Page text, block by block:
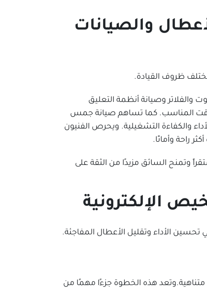
والصيانات
ظروف القيادة.
والفلاتر وصيانة أنظمة التعليق
المناسب. كما تساهم صيانة جمس
والكفاءة التشغيلية. ويحرص الفنيون
راحة وأمانًا.
وتمنح السائق مزيدًا من الثقة على
الإلكترونية
الأداء وتقليل الأعطال المفاجئة.
متناهية.وتعد هذه الخطوة جزءًا مهمًا من